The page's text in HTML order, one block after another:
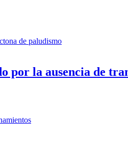
la ausencia de